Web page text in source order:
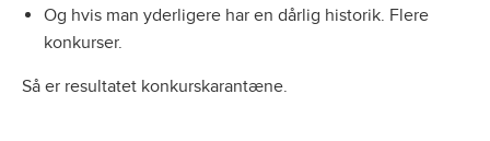
Og hvis man yderligere har en dårlig historik. Flere
konkurser.
Så er resultatet konkurskarantæne.